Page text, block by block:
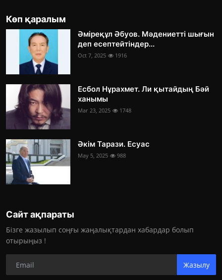
Көп қаралым
Әміреқұл Әбуов. Мәдениетті шығын
деп есептейтіндер...
Oct 7, 2025 1916
Есбол Нұрахмет. Ли қытайдың Бәй
ханымы
Mar 23, 2025 1748
Әкім Тарази. Есуас
May 5, 2025 988
Сайт ақпараты
Бізге жазылып соңғы жаңалықтардан хабардар болып
отырыңыз !
Жазылу